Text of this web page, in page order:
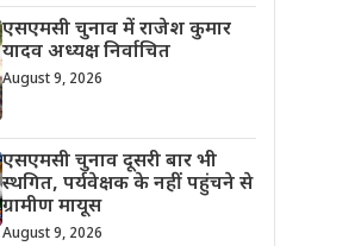
एसएमसी चुनाव में राजेश कुमार
यादव अध्यक्ष निर्वाचित
August 9, 2026
एसएमसी चुनाव दूसरी बार भी
स्थगित, पर्यवेक्षक के नहीं पहुंचने से
ग्रामीण मायूस
August 9, 2026